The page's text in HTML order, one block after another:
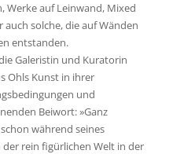
Werke auf Leinwand, Mixed
solche, die auf Wänden
entstanden.
Galeristin und Kuratorin
Ohls Kunst in ihrer
und
Beiwort: »Ganz
während seines
rein figürlichen Welt in der